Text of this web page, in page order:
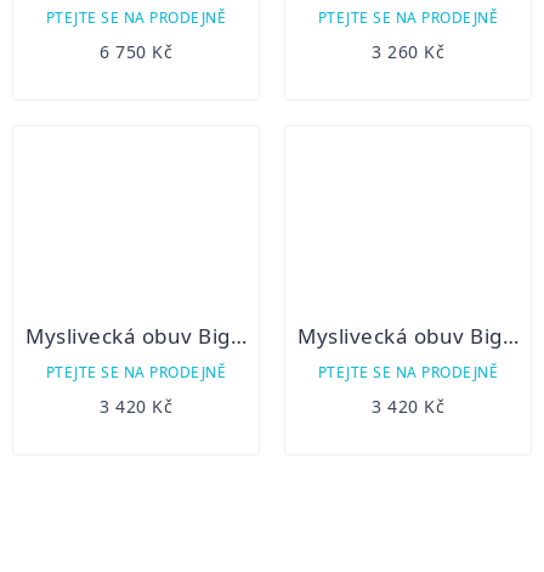
PTEJTE SE NA PRODEJNĚ
6 750 Kč
PTEJTE SE NA PRODEJNĚ
3 260 Kč
Myslivecká obuv Bighorn Nevada
PTEJTE SE NA PRODEJNĚ
3 420 Kč
Myslivecká obuv Bighorn Nevada dámské
PTEJTE SE NA PRODEJNĚ
3 420 Kč